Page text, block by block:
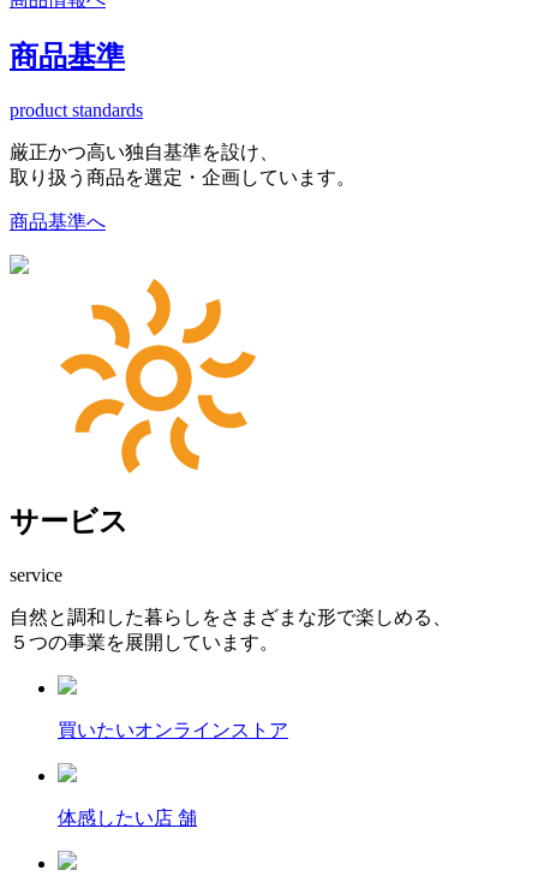
商品基準
product standards
厳正かつ高い独自基準を設け、
取り扱う商品を選定・企画しています。
商品基準へ
サービス
service
自然と調和した暮らしをさまざまな形で楽しめる、
５つの事業を展開しています。
買いたいオンラインストア
体感したい店 舗